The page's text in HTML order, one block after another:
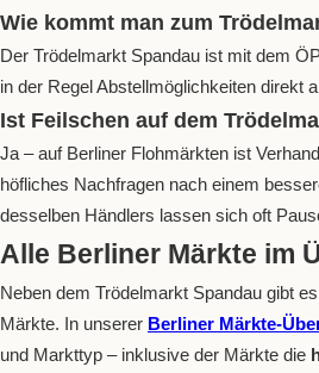
Wie kommt man zum
Der Trödelmarkt Spandau ist mit dem
in der Regel Abstellmöglichkeiten direkt
Ist Feilschen auf dem
Ja – auf Berliner Flohmärkten ist
höfliches Nachfragen nach einem
desselben Händlers lassen sich oft
Alle Berliner Märkte im
Neben dem Trödelmarkt Spandau gibt
Märkte. In unserer Berliner Märkte-
und Markttyp – inklusive der Märkte die